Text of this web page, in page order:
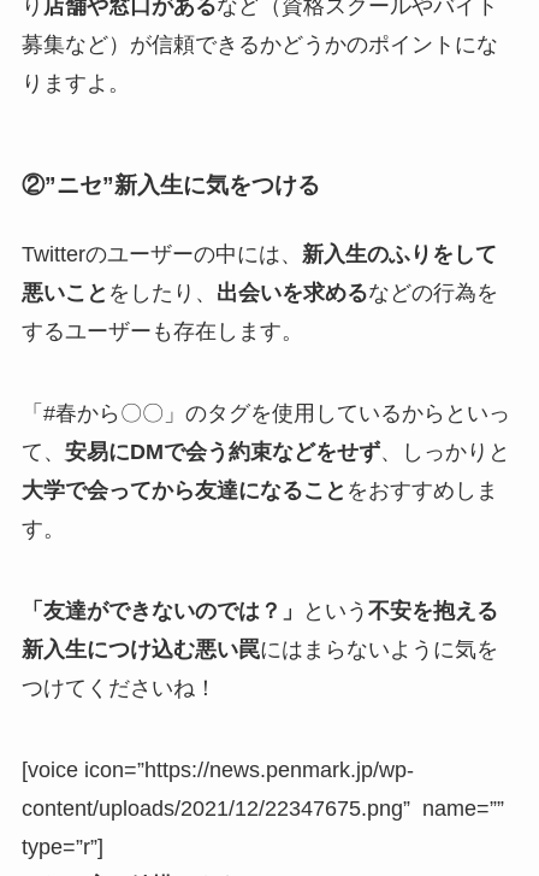
り 店舗や窓口があるなど（資格スクールやバイト
募集など）が信頼できるかどうかのポイントにな
りますよ。
②”ニセ”新入生に気をつける
Twitterのユーザーの中には、 新入生のふりをして
悪いこと をしたり、 出会いを求めるなどの行為を
するユーザーも存在します。
「#春から〇〇」のタグを使用しているからといっ
て、 安易にDMで会う約束などをせず、しっかりと
大学で会ってから友達になること をおすすめしま
す。
「友達ができないのでは？」 という 不安を抱える
新入生につけ込む悪い罠にはまらないように気を
つけてくださいね！
[voice icon=”https://news.penmark.jp/wp-
content/uploads/2021/12/22347675.png” name=””
type=”r”]